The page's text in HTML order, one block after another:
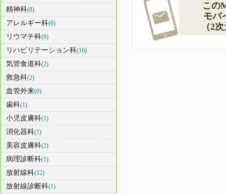
この
モバ
（2
精神科(8)
アレルギー科(6)
リウマチ科(9)
リハビリテーション科(16)
気管食道科(2)
救急科(2)
血管外来(0)
歯科(1)
小児皮膚科(1)
消化器科(1)
美容皮膚科(2)
病理診断科(1)
放射線科(12)
放射線診断科(1)